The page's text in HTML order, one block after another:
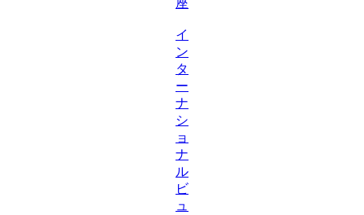
座
イ
ン
タ
ー
ナ
シ
ョ
ナ
ル
ビ
ュ